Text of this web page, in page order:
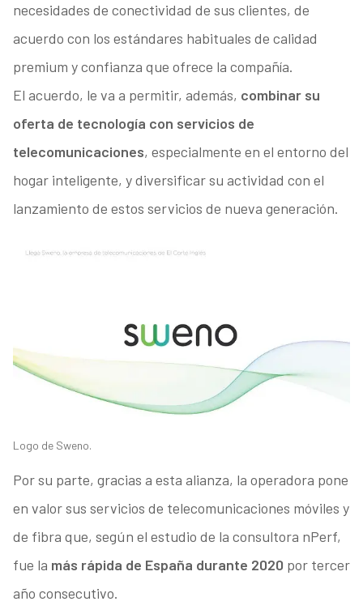
necesidades de conectividad de sus clientes, de
acuerdo con los estándares habituales de calidad
premium y confianza que ofrece la compañía.
El acuerdo, le va a permitir, además, combinar su
oferta de tecnología con servicios de
telecomunicaciones, especialmente en el entorno del
hogar inteligente, y diversificar su actividad con el
lanzamiento de estos servicios de nueva generación.
Logo de Sweno.
Por su parte, gracias a esta alianza, la operadora pone
en valor sus servicios de telecomunicaciones móviles y
de fibra que, según el estudio de la consultora nPerf,
fue la más rápida de España durante 2020 por tercer
año consecutivo.